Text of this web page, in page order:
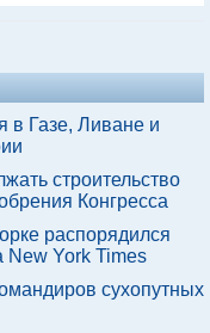
в Газе, Ливане и
строительство
Конгресса
распорядился
New York Times
сухопутных